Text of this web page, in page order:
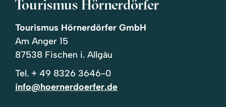
Tourismus Hörnerdörfer
Tourismus Hörnerdörfer GmbH
Am Anger 15
87538 Fischen i. Allgäu
Tel. + 49 8326 3646-0
info@hoernerdoerfer.de